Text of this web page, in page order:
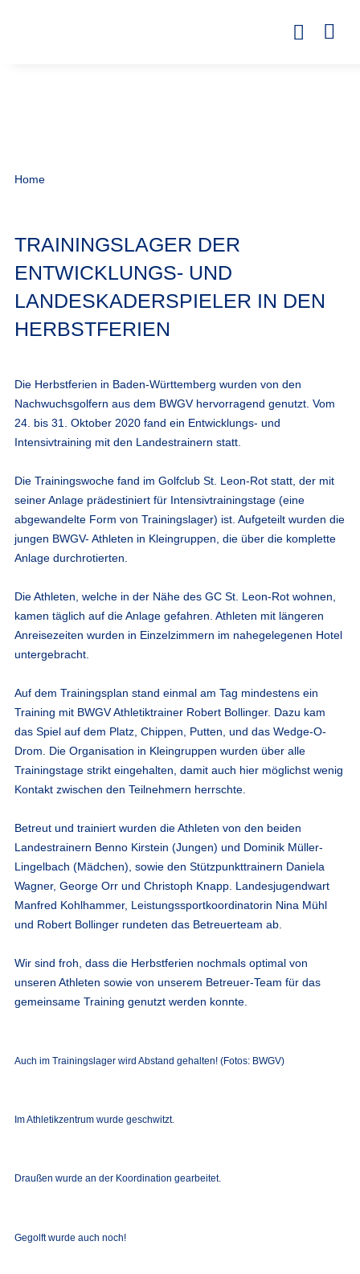
Home
TRAININGSLAGER DER
ENTWICKLUNGS- UND
LANDESKADERSPIELER IN DEN
HERBSTFERIEN
Die Herbstferien in Baden-Württemberg wurden von den
Nachwuchsgolfern aus dem BWGV hervorragend genutzt. Vom
24. bis 31. Oktober 2020 fand ein Entwicklungs- und
Intensivtraining mit den Landestrainern statt.
Die Trainingswoche fand im Golfclub St. Leon-Rot statt, der mit
seiner Anlage prädestiniert für Intensivtrainingstage (eine
abgewandelte Form von Trainingslager) ist. Aufgeteilt wurden die
jungen BWGV- Athleten in Kleingruppen, die über die komplette
Anlage durchrotierten.
Die Athleten, welche in der Nähe des GC St. Leon-Rot wohnen,
kamen täglich auf die Anlage gefahren. Athleten mit längeren
Anreisezeiten wurden in Einzelzimmern im nahegelegenen Hotel
untergebracht.
Auf dem Trainingsplan stand einmal am Tag mindestens ein
Training mit BWGV Athletiktrainer Robert Bollinger. Dazu kam
das Spiel auf dem Platz, Chippen, Putten, und das Wedge-O-
Drom. Die Organisation in Kleingruppen wurden über alle
Trainingstage strikt eingehalten, damit auch hier möglichst wenig
Kontakt zwischen den Teilnehmern herrschte.
Betreut und trainiert wurden die Athleten von den beiden
Landestrainern Benno Kirstein (Jungen) und Dominik Müller-
Lingelbach (Mädchen), sowie den Stützpunkttrainern Daniela
Wagner, George Orr und Christoph Knapp. Landesjugendwart
Manfred Kohlhammer, Leistungssportkoordinatorin Nina Mühl
und Robert Bollinger rundeten das Betreuerteam ab.
Wir sind froh, dass die Herbstferien nochmals optimal von
unseren Athleten sowie von unserem Betreuer-Team für das
gemeinsame Training genutzt werden konnte.
Auch im Trainingslager wird Abstand gehalten! (Fotos: BWGV)
Im Athletikzentrum wurde geschwitzt.
Draußen wurde an der Koordination gearbeitet.
Gegolft wurde auch noch!